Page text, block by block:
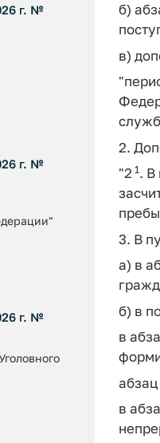
г. №
г. №
г. №
б)
в)
2.
"2 1 . В
3. В
а) в
б) в
в
в